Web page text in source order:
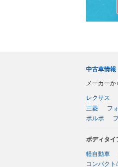
中古車情報
メーカー
レクサス
三菱
フ
ボルボ
ボディタ
軽自動車
コンパクト